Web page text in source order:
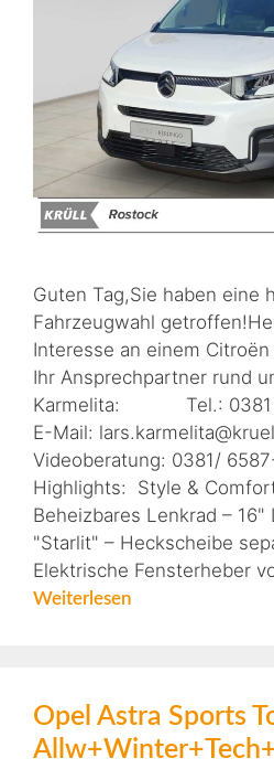
Guten Tag,Sie haben eine
Fahrzeugwahl
Interesse an einem
Ihr Ansprechpartner rund
Karmelita: Tel.:
E-Mail:
Videoberatung: 0381/
Highlights: Style &
Beheizbares Lenkrad –
"Starlit" – Heckscheibe
Elektrische Fensterheber
Weiterlesen
Opel Astra Sports